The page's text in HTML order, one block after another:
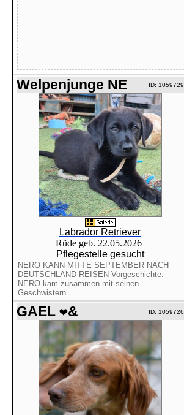
Welpenjunge NE ID: 1059729
Labrador Retriever
Rüde geb. 22.05.2026
Pflegestelle gesucht
NERO KANN MITTE SEPTEMBER NACH
DEUTSCHLAND REISEN Vorgeschichte:
NERO kam zusammen mit seinen
Geschwistern ...
GAEL ❤& ID: 1059726